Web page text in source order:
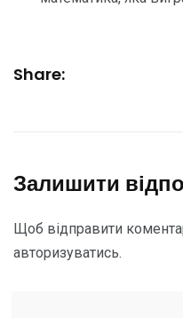
Share:
Залишити
Щоб відправити
авторизуватись.